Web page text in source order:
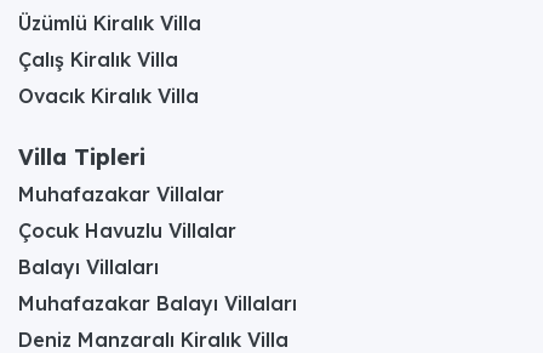
Üzümlü Kiralık Villa
Çalış Kiralık Villa
Ovacık Kiralık Villa
Villa Tipleri
Muhafazakar Villalar
Çocuk Havuzlu Villalar
Balayı Villaları
Muhafazakar Balayı Villaları
Deniz Manzaralı Kiralık Villa